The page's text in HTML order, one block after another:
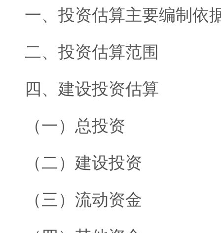
一、投资估算主要编制依
二、投资估算范围
四、建设投资估算
（一）总投资
（二）建设投资
（三）流动资金